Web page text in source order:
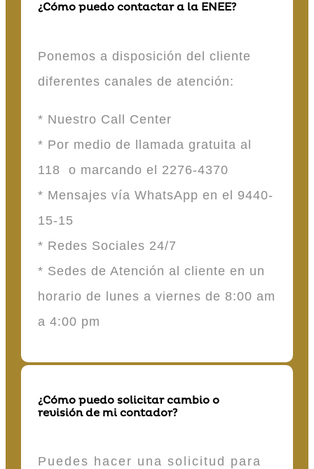
¿Cómo puedo contactar a la ENEE?
Ponemos a disposición del cliente
diferentes canales de atención:
* Nuestro Call Center
* Por medio de llamada gratuita al
118 o marcando el 2276-4370
* Mensajes vía WhatsApp en el 9440-
15-15
* Redes Sociales 24/7
* Sedes de Atención al cliente en un
horario de lunes a viernes de 8:00 am
a 4:00 pm
¿Cómo puedo solicitar cambio o
revisión de mi contador?
Puedes hacer una solicitud para